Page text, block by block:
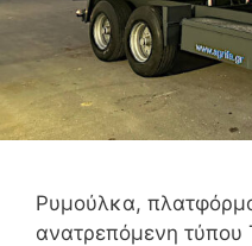
Ρυμούλκα,
ανατρεπόμενη τύπου